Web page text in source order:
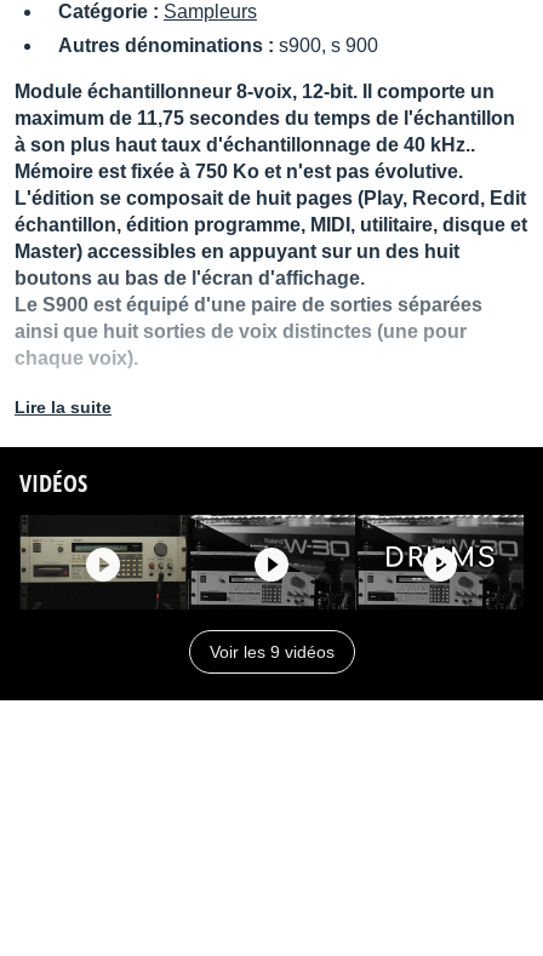
Catégorie : Sampleurs
Autres dénominations : s900, s 900
Module échantillonneur 8-voix, 12-bit. Il comporte un
maximum de 11,75 secondes du temps de l'échantillon
à son plus haut taux d'échantillonnage de 40 kHz..
Mémoire est fixée à 750 Ko et n'est pas évolutive.
L'édition se composait de huit pages (Play, Record, Edit
échantillon, édition programme, MIDI, utilitaire, disque et
Master) accessibles en appuyant sur un des huit
boutons au bas de l'écran d'affichage.
Le S900 est équipé d'une paire de sorties séparées
ainsi que huit sorties de voix distinctes (une pour
chaque voix).
Distribué par
Lire la suite
VIDÉOS
Voir les 9 vidéos